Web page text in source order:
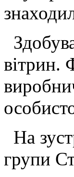
вітрин.
На
групи